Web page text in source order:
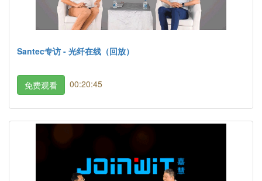
Santec专访 - 光纤在线（回放）
免费观看 00:20:45